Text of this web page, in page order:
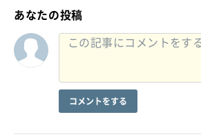
あなたの投稿
コメントをする